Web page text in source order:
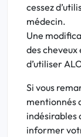
cessez
médecin.
Une
des cheveux
d’utiliser
Si vous
mentionnés
indésirables
informer